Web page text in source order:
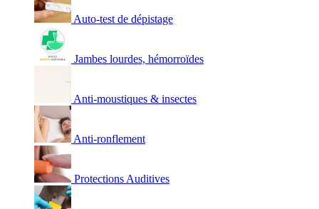
Auto-test de dépistage
Jambes lourdes, hémorroïdes
Anti-moustiques & insectes
Anti-ronflement
Protections Auditives